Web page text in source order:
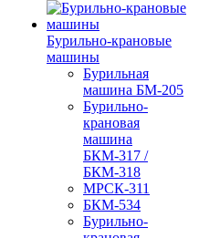
Бурильно-крановые
машины
Бурильная
машина БМ-205
Бурильно-
крановая
машина
БКМ-317 /
БКМ-318
МРСК-311
БКМ-534
Бурильно-